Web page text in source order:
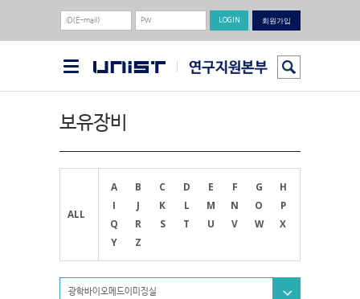
회원가입
보유장비
ALL
A B C D E F G
H
I
J K L M N O
P
Q
R S T U V W
X
Y
Z
광학바이오메드이미징실